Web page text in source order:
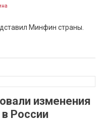
Минфин страны.
изменения
России